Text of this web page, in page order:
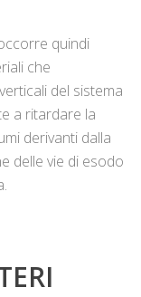
quindi
che
del sistema
a ritardare la
derivanti dalla
delle vie di esodo